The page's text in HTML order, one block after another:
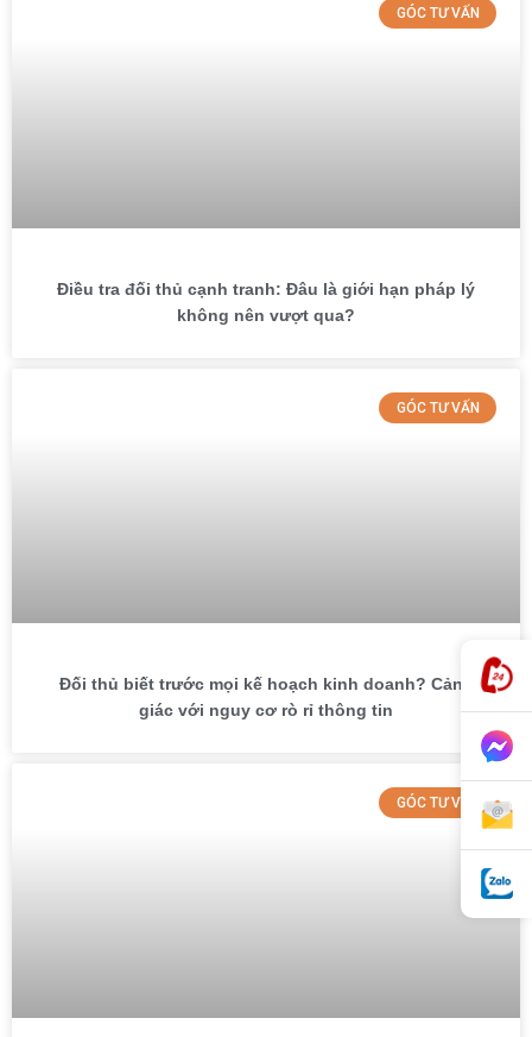
GÓC TƯ VẤN
Điều tra đối thủ cạnh tranh: Đâu là giới hạn pháp lý
không nên vượt qua?
GÓC TƯ VẤN
Đối thủ biết trước mọi kế hoạch kinh doanh? Cảnh
giác với nguy cơ rò rỉ thông tin
GÓC TƯ VẤN